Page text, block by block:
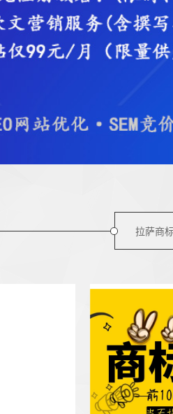
拉萨商